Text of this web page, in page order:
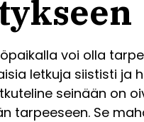
voi olla
letkuja siististi ja
seinään on
tarpeeseen. Se